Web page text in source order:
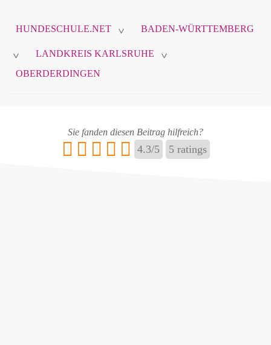
hundeschule.net verwendet.
Name*
E-Mail*
HUNDESCHULE.NET > BADEN-WÜRTTEMBERG
> LANDKREIS KARLSRUHE >
OBERDERDINGEN
Sie fanden diesen Beitrag hilfreich?
4.3/5 5ratings